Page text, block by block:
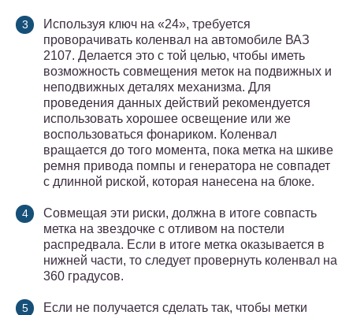
Используя ключ на «24», требуется
проворачивать коленвал на автомобиле ВАЗ
2107. Делается это с той целью, чтобы иметь
возможность совмещения меток на подвижных и
неподвижных деталях механизма. Для
проведения данных действий рекомендуется
использовать хорошее освещение или же
воспользоваться фонариком. Коленвал
вращается до того момента, пока метка на шкиве
ремня привода помпы и генератора не совпадет
с длинной риской, которая нанесена на блоке.
Совмещая эти риски, должна в итоге совпасть
метка на звездочке с отливом на постели
распредвала. Если в итоге метка оказывается в
нижней части, то следует провернуть коленвал на
360 градусов.
Если не получается сделать так, чтобы метки